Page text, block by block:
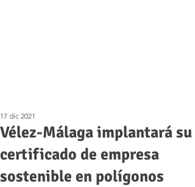
Vélez-Málaga implantará su
certificado de empresa
sostenible en polígonos
17 dic 2021